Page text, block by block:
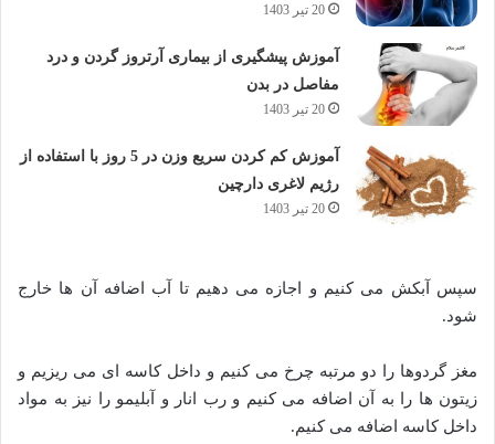
20 تیر 1403
آموزش پیشگیری از بیماری آرتروز گردن و درد
مفاصل در بدن
20 تیر 1403
آموزش کم کردن سریع وزن در 5 روز با استفاده از
رژیم لاغری دارچین
20 تیر 1403
سپس آبکش می کنیم و اجازه می دهیم تا آب اضافه آن ها خارج
شود.
مغز گردوها را دو مرتبه چرخ می کنیم و داخل کاسه ای می ریزیم و
زیتون ها را به آن اضافه می کنیم و رب انار و آبلیمو را نیز به مواد
داخل کاسه اضافه می کنیم.